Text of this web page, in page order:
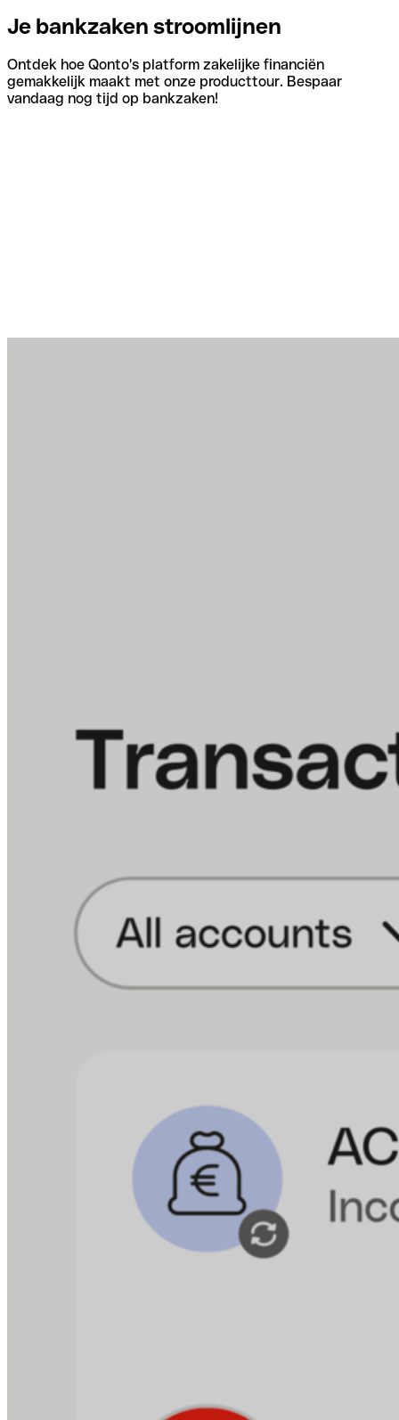
Je bankzaken stroomlijnen
Ontdek hoe Qonto's platform zakelijke financiën
gemakkelijk maakt met onze producttour. Bespaar
vandaag nog tijd op bankzaken!